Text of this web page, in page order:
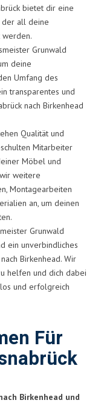
bietet dir eine
der all deine
Grunwald
deine
Umfang des
transparentes und
nach Birkenhead
Qualität und
Mitarbeiter
Möbel und
weitere
Montagearbeiten
an, um deinen
Grunwald
ein unverbindliches
Birkenhead. Wir
helfen und dich dabei
und erfolgreich
Für
Birkenhead und